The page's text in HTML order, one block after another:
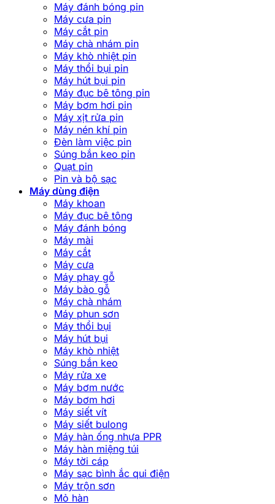
Máy đánh bóng pin
Máy cưa pin
Máy cắt pin
Máy chà nhám pin
Máy khò nhiệt pin
Máy thổi bụi pin
Máy hút bụi pin
Máy đục bê tông pin
Máy bơm hơi pin
Máy xịt rửa pin
Máy nén khí pin
Đèn làm việc pin
Súng bắn keo pin
Quạt pin
Pin và bộ sạc
Máy dùng điện
Máy khoan
Máy đục bê tông
Máy đánh bóng
Máy mài
Máy cắt
Máy cưa
Máy phay gỗ
Máy bào gỗ
Máy chà nhám
Máy phun sơn
Máy thổi bụi
Máy hút bụi
Máy khò nhiệt
Súng bắn keo
Máy rửa xe
Máy bơm nước
Máy bơm hơi
Máy siết vít
Máy siết bulong
Máy hàn ống nhựa PPR
Máy hàn miệng túi
Máy tời cáp
Máy sạc bình ắc qui điện
Máy trộn sơn
Mỏ hàn